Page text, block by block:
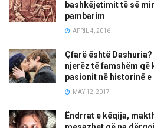
bashkëjetimit të së
pambarim
APRIL 4, 2016
Çfarë është
njerëz të famshëm
pasionit në historinë
MAY 12, 2017
Ëndrrat e këqija,